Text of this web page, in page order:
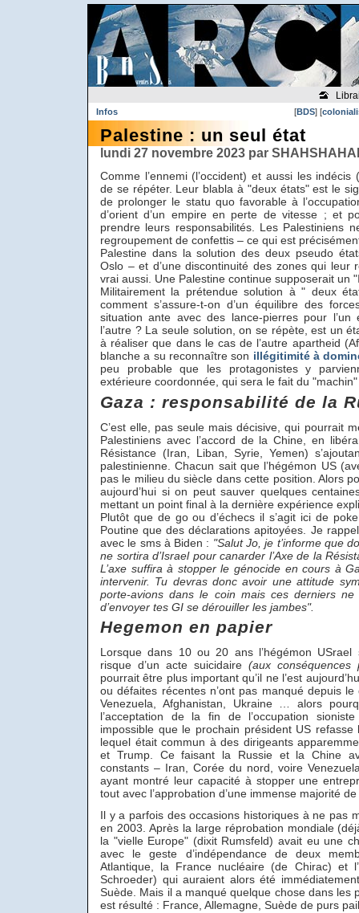
[BDS] [
Infos
Palestine : un seul état
lundi 27 novembre 2023 par
Comme l’ennemi (l’occident) et aussi les
de se répéter. Leur blabla à "deux états" est le
de prolonger le statu quo favorable à
d’orient d’un empire en perte de vitesse ; et
prendre leurs responsabilités. Les Palestiniens
regroupement de confettis – ce qui est
Palestine dans la solution des deux pseudo
Oslo – et d’une discontinuité des zones qui leur
vrai aussi. Une Palestine continue supposerait un
Militairement la prétendue solution à " deux
comment s’assure-t-on d’un équilibre des
situation ante avec des lance-pierres pour
l’autre ? La seule solution, on se répète, est un
à réaliser que dans le cas de l’autre apartheid
blanche a su reconnaître son illégitimité à
peu probable que les protagonistes y
extérieure coordonnée, qui sera le fait du
Gaza : responsabilité de la
C’est elle, pas seule mais décisive, qui pourrait
Palestiniens avec l’accord de la Chine, en
Résistance (Iran, Liban, Syrie, Yemen)
palestinienne. Chacun sait que l’hégémon US
pas le milieu du siècle dans cette position. Alors
aujourd’hui si on peut sauver quelques
mettant un point final à la dernière expérience
Plutôt que de go ou d’échecs il s’agit ici de
Poutine que des déclarations apitoyées. Je
avec le sms à Biden : "Salut Jo, je t’informe que
ne sortira d’Israel pour canarder l’Axe de la
L’axe suffira à stopper le génocide en cours à
intervenir. Tu devras donc avoir une attitude
porte-avions dans le coin mais ces derniers
d’envoyer tes GI se dérouiller les jambes".
Hegemon en papier
Lorsque dans 10 ou 20 ans l’hégémon
risque d’un acte suicidaire (aux conséquences
pourrait être plus important qu’il ne l’est
ou défaites récentes n’ont pas manqué depuis
Venezuela, Afghanistan, Ukraine … alors
l’acceptation de la fin de l’occupation
impossible que le prochain président US
lequel était commun à des dirigeants
et Trump. Ce faisant la Russie et la Chine
constants – Iran, Corée du nord, voire
ayant montré leur capacité à stopper une
tout avec l’approbation d’une immense majorité
Il y a parfois des occasions historiques à ne pas
en 2003. Après la large réprobation mondiale
la "vielle Europe" (dixit Rumsfeld) avait eu une
avec le geste d’indépendance de deux
Atlantique, la France nucléaire (de Chirac) et
Schroeder) qui auraient alors été
Suède. Mais il a manqué quelque chose dans les
est résulté : France, Allemagne, Suède de purs